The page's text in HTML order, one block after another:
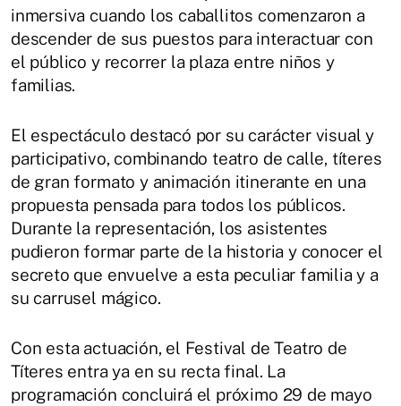
inmersiva cuando los caballitos comenzaron a
descender de sus puestos para interactuar con
el público y recorrer la plaza entre niños y
familias.
El espectáculo destacó por su carácter visual y
participativo, combinando teatro de calle, títeres
de gran formato y animación itinerante en una
propuesta pensada para todos los públicos.
Durante la representación, los asistentes
pudieron formar parte de la historia y conocer el
secreto que envuelve a esta peculiar familia y a
su carrusel mágico.
Con esta actuación, el Festival de Teatro de
Títeres entra ya en su recta final. La
programación concluirá el próximo 29 de mayo